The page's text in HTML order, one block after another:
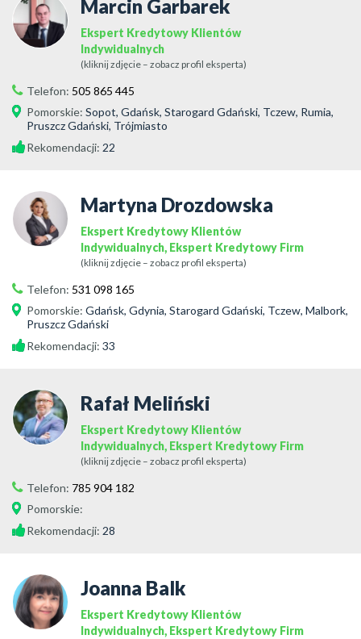
Marcin Garbarek
Ekspert Kredytowy Klientów
Indywidualnych
(kliknij zdjęcie – zobacz profil eksperta)
Telefon: 505 865 445
Pomorskie: Sopot, Gdańsk, Starogard Gdański, Tczew, Rumia,
Pruszcz Gdański, Trójmiasto
Rekomendacji: 22
Martyna Drozdowska
Ekspert Kredytowy Klientów
Indywidualnych, Ekspert Kredytowy Firm
(kliknij zdjęcie – zobacz profil eksperta)
Telefon: 531 098 165
Pomorskie: Gdańsk, Gdynia, Starogard Gdański, Tczew, Malbork,
Pruszcz Gdański
Rekomendacji: 33
Rafał Meliński
Ekspert Kredytowy Klientów
Indywidualnych, Ekspert Kredytowy Firm
(kliknij zdjęcie – zobacz profil eksperta)
Telefon: 785 904 182
Pomorskie:
Rekomendacji: 28
Joanna Balk
Ekspert Kredytowy Klientów
Indywidualnych, Ekspert Kredytowy Firm